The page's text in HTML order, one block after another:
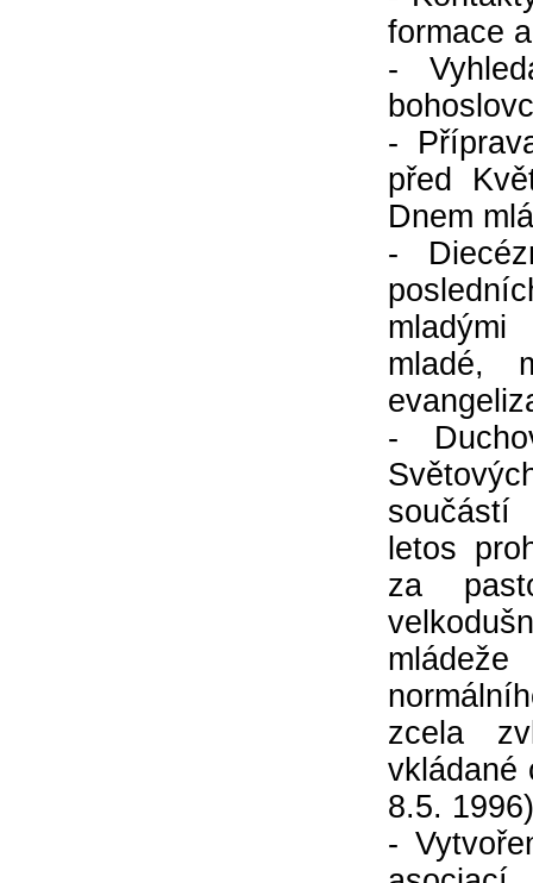
formace
-
-
před
Dnem
-
mladé,
-
součástí
letos
za
zcela
vkládané
8.5. 1996)
-